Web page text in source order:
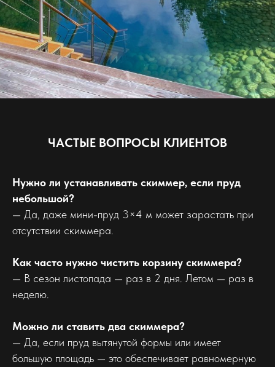
ЧАСТЫЕ ВОПРОСЫ КЛИЕНТОВ
Нужно ли устанавливать скиммер, если пруд
небольшой?
— Да, даже мини-пруд 3×4 м может зарастать при
отсутствии скиммера.
Как часто нужно чистить корзину скиммера?
— В сезон листопада — раз в 2 дня. Летом — раз в
неделю.
Можно ли ставить два скиммера?
— Да, если пруд вытянутой формы или имеет
большую площадь — это обеспечивает равномерную